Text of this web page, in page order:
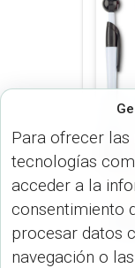
Para ofrecer
tecnologías
acceder a la
consentimiento
procesar datos
navegación o